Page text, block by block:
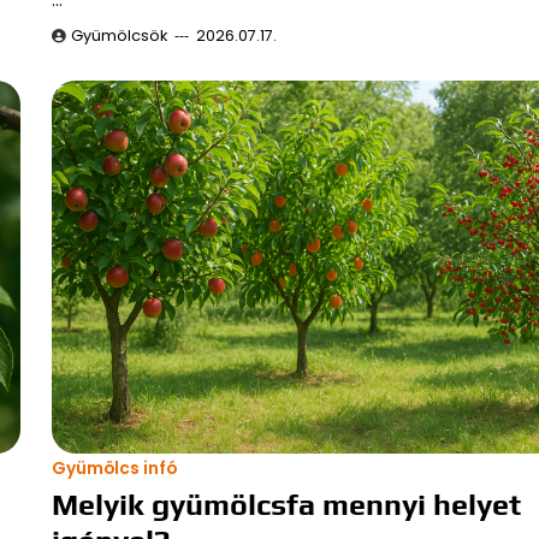
Gyümölcsök 2026.07.17.
Gyümölcs infó
Melyik gyümölcsfa mennyi helyet